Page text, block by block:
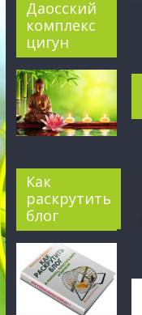
Даосский
комплекс
цигун
Как
раскрутить
блог